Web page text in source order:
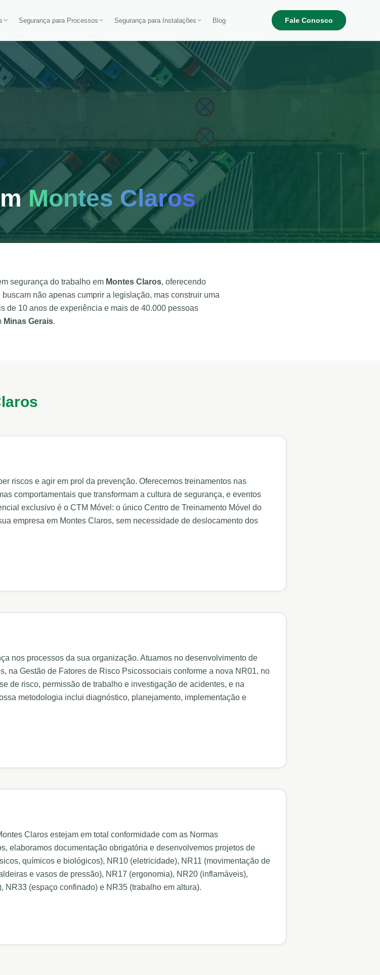
Segurança para Processos Segurança para Instalações Blog Fale Conosco
Montes Claros
segurança do trabalho em Montes Claros, oferecendo
não apenas cumprir a legislação, mas construir uma
de 10 anos de experiência e mais de 40.000 pessoas
Minas Gerais.
riscos e agir em prol da prevenção. Oferecemos treinamentos nas
comportamentais que transformam a cultura de segurança, e eventos
exclusivo é o CTM Móvel: o único Centro de Treinamento Móvel do
empresa em Montes Claros, sem necessidade de deslocamento dos
nos processos da sua organização. Atuamos no desenvolvimento de
na Gestão de Fatores de Risco Psicossociais conforme a nova NR01, no
de risco, permissão de trabalho e investigação de acidentes, e na
metodologia inclui diagnóstico, planejamento, implementação e
Clarosestejam em total conformidade com as Normas
elaboramos documentação obrigatória e desenvolvemos projetos de
químicos e biológicos), NR10 (eletricidade), NR11 (movimentação de
e vasos de pressão), NR17 (ergonomia), NR20 (inflamáveis),
(espaço confinado) e NR35 (trabalho em altura).